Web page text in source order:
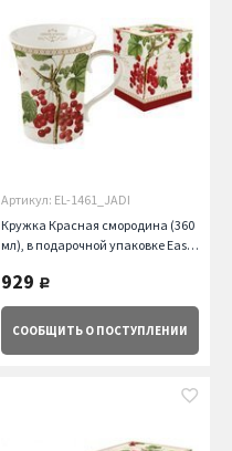
Артикул: EL-1461_JADI
Кружка Красная смородина (360
мл), в подарочной упаковке Easy
929 руб.
СООБЩИТЬ О ПОСТУПЛЕНИИ